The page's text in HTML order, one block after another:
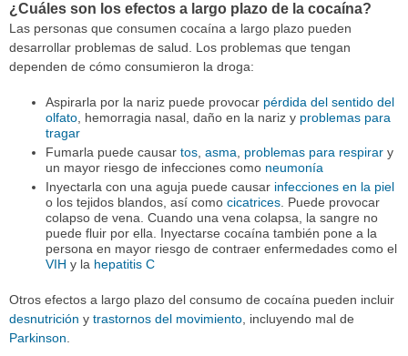
¿Cuáles son los efectos a largo plazo de la cocaína?
Las personas que consumen cocaína a largo plazo pueden
desarrollar problemas de salud. Los problemas que tengan
dependen de cómo consumieron la droga:
Aspirarla por la nariz puede provocar pérdida del sentido del
olfato, hemorragia nasal, daño en la nariz y problemas para
tragar
Fumarla puede causar tos, asma, problemas para respirary
un mayor riesgo de infecciones como neumonía
Inyectarla con una aguja puede causar infecciones en la piel
o los tejidos blandos, así como cicatrices. Puede provocar
colapso de vena. Cuando una vena colapsa, la sangre no
puede fluir por ella. Inyectarse cocaína también pone a la
persona en mayor riesgo de contraer enfermedades como el
VIH y la hepatitis C
Otros efectos a largo plazo del consumo de cocaína pueden incluir
desnutrición y trastornos del movimiento, incluyendo mal de
Parkinson.